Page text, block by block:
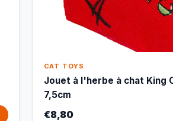
CAT TOYS
Jouet à l'herbe à chat King
7,5cm
€8,80